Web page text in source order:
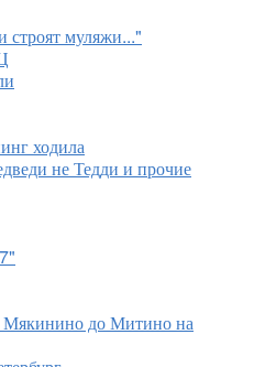
строят муляжи..."
ходила
не Тедди и прочие
Мякинино до Митино на